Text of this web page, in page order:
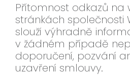
Přítomnost odkazů na
stránkách společnosti
slouží výhradně
v žádném případě
doporučení, pozvání
uzavření smlouvy.